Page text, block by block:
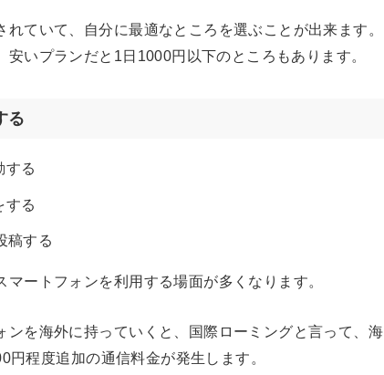
ていて、自分に最適なところを選ぶことが出来ます。
いプランだと1日1000円以下のところもあります。
る
する
する
稿する
ートフォンを利用する場面が多くなります。
ンを海外に持っていくと、国際ローミングと言って、海
程度追加の通信料金が発生します。